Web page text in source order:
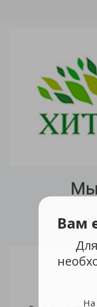
Вам
На
Мы